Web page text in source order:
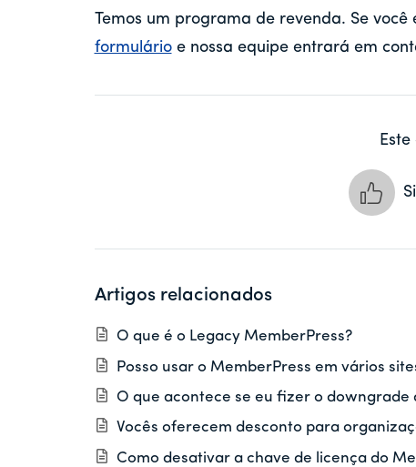
Temos um programa de revenda. Se
formulárioe nossa equipe entrará em
Artigos relacionados
O que é o Legacy MemberPress?
Posso usar o MemberPress em vários
O que acontece se eu fizer o downgrade
Vocês oferecem desconto para
Como desativar a chave de licença do